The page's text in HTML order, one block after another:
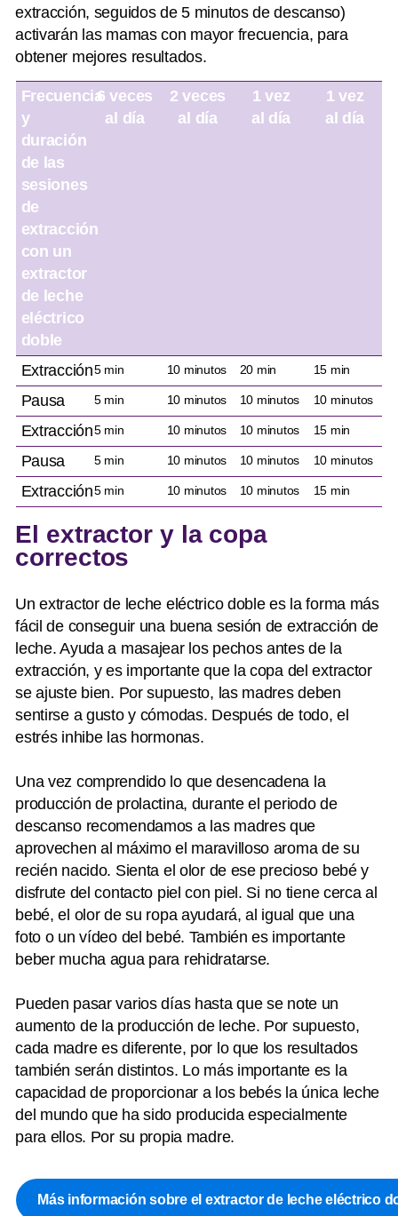
extracción, seguidos de 5 minutos de descanso)
activarán las mamas con mayor frecuencia, para
obtener mejores resultados.
Frecuencia
y
duración
de las
sesiones
de
extracción
con un
extractor
de leche
eléctrico
doble
6 veces
al día
2 veces
al día
1 vez
al día
1 vez
al día
Extracción5 min 10 minutos 20 min 15 min
Pausa 5 min 10 minutos 10 minutos 10 minutos
Extracción5 min 10 minutos 10 minutos 15 min
Pausa 5 min 10 minutos 10 minutos 10 minutos
Extracción5 min 10 minutos 10 minutos 15 min
El extractor y la copa
correctos
Un extractor de leche eléctrico doble es la forma más
fácil de conseguir una buena sesión de extracción de
leche. Ayuda a masajear los pechos antes de la
extracción, y es importante que la copa del extractor
se ajuste bien. Por supuesto, las madres deben
sentirse a gusto y cómodas. Después de todo, el
estrés inhibe las hormonas.
Una vez comprendido lo que desencadena la
producción de prolactina, durante el periodo de
descanso recomendamos a las madres que
aprovechen al máximo el maravilloso aroma de su
recién nacido. Sienta el olor de ese precioso bebé y
disfrute del contacto piel con piel. Si no tiene cerca al
bebé, el olor de su ropa ayudará, al igual que una
foto o un vídeo del bebé. También es importante
beber mucha agua para rehidratarse.
Pueden pasar varios días hasta que se note un
aumento de la producción de leche. Por supuesto,
cada madre es diferente, por lo que los resultados
también serán distintos. Lo más importante es la
capacidad de proporcionar a los bebés la única leche
del mundo que ha sido producida especialmente
para ellos. Por su propia madre.
Más información sobre el extractor de leche eléctrico